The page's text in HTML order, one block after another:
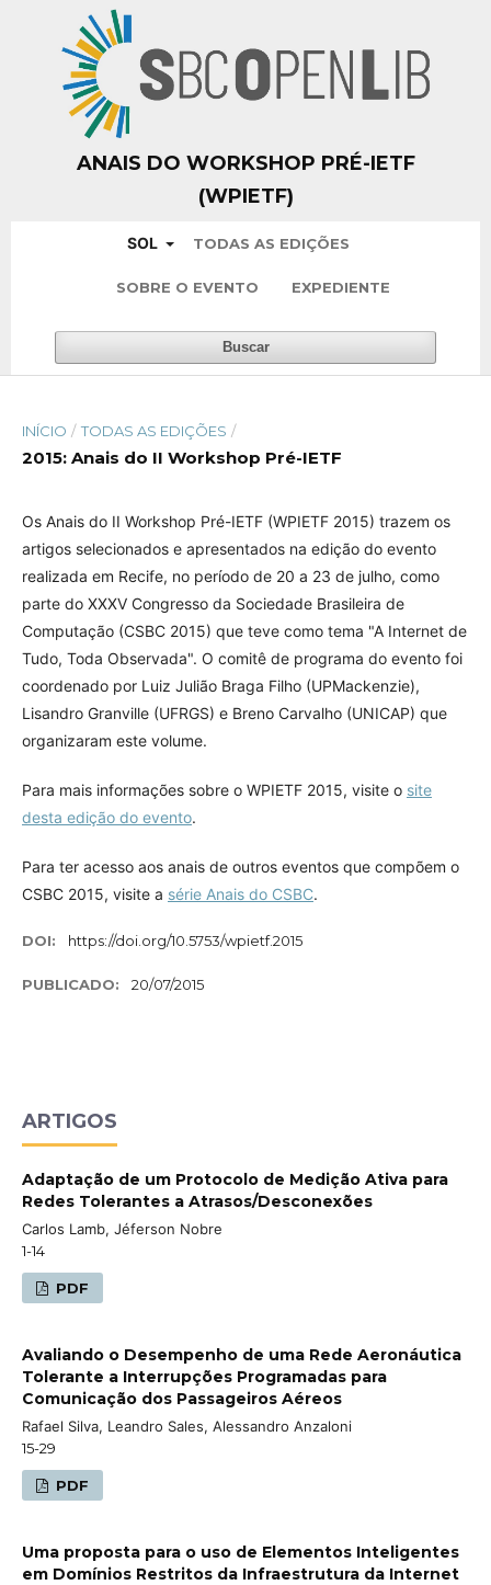
ANAIS DO WORKSHOP PRÉ-IETF
(WPIETF)
SOL TODAS AS EDIÇÕES
SOBRE O EVENTO EXPEDIENTE
Buscar
INÍCIO / TODAS AS EDIÇÕES /
2015: Anais do II Workshop Pré-IETF
Os Anais do II Workshop Pré-IETF (WPIETF 2015) trazem os
artigos selecionados e apresentados na edição do evento
realizada em Recife, no período de 20 a 23 de julho, como
parte do XXXV Congresso da Sociedade Brasileira de
Computação (CSBC 2015) que teve como tema "A Internet de
Tudo, Toda Observada". O comitê de programa do evento foi
coordenado por Luiz Julião Braga Filho (UPMackenzie),
Lisandro Granville (UFRGS) e Breno Carvalho (UNICAP) que
organizaram este volume.
Para mais informações sobre o WPIETF 2015, visite o site
desta edição do evento.
Para ter acesso aos anais de outros eventos que compõem o
CSBC 2015, visite a série Anais do CSBC.
DOI: https://doi.org/10.5753/wpietf.2015
PUBLICADO: 20/07/2015
ARTIGOS
Adaptação de um Protocolo de Medição Ativa para
Redes Tolerantes a Atrasos/Desconexões
Carlos Lamb, Jéferson Nobre
1-14
PDF
Avaliando o Desempenho de uma Rede Aeronáutica
Tolerante a Interrupções Programadas para
Comunicação dos Passageiros Aéreos
Rafael Silva, Leandro Sales, Alessandro Anzaloni
15-29
PDF
Uma proposta para o uso de Elementos Inteligentes
em Domínios Restritos da Infraestrutura da Internet